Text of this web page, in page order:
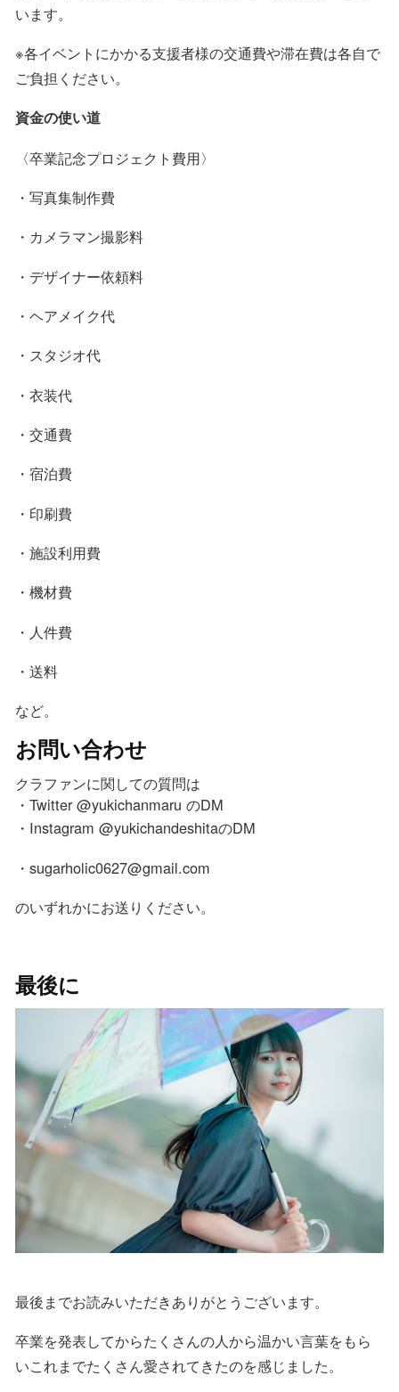
います。
※各イベントにかかる支援者様の交通費や滞在費は各自で
ご負担ください。
資金の使い道
〈卒業記念プロジェクト費用〉
・写真集制作費
・カメラマン撮影料
・デザイナー依頼料
・ヘアメイク代
・スタジオ代
・衣装代
・交通費
・宿泊費
・印刷費
・施設利用費
・機材費
・人件費
・送料
など。
お問い合わせ
クラファンに関しての質問は
・Twitter @yukichanmaru のDM
・Instagram @yukichandeshitaのDM
・sugarholic0627@gmail.com
のいずれかにお送りください。
最後に
最後までお読みいただきありがとうございます。
卒業を発表してからたくさんの人から温かい言葉をもら
いこれまでたくさん愛されてきたのを感じました。